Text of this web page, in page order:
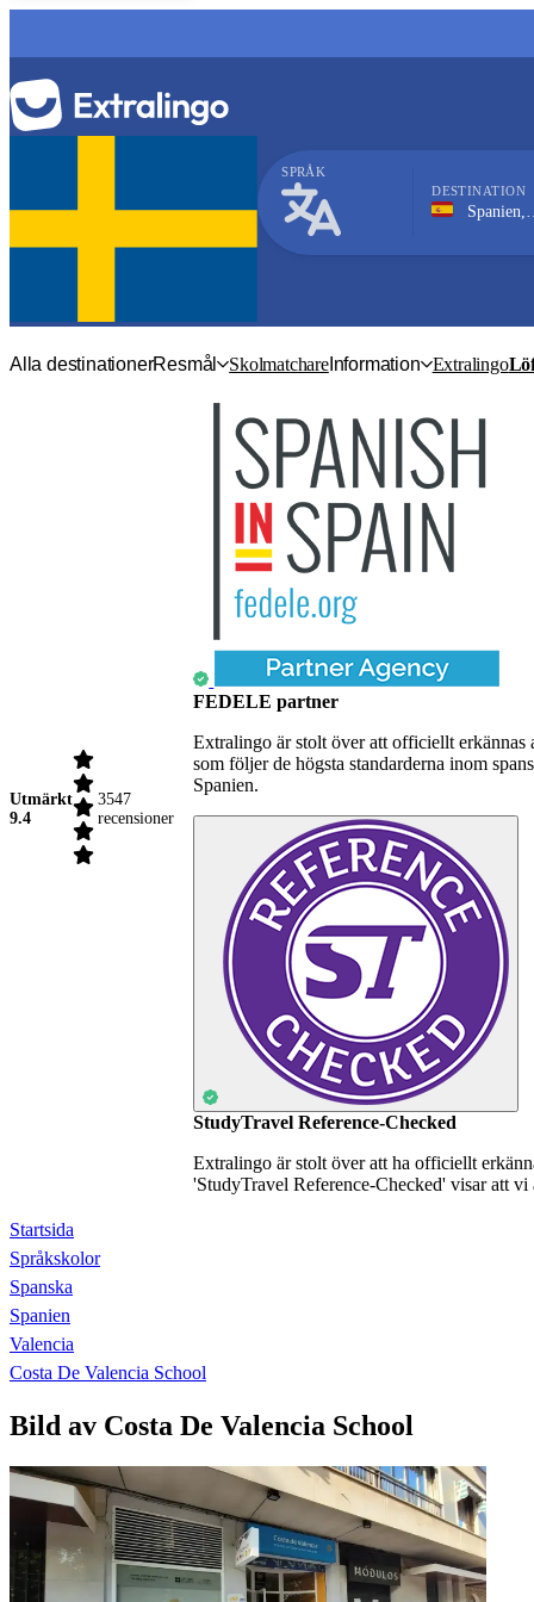
SPRÅK
DESTINATION
Spanien, Valencia
Alla destinationerResmål SkolmatchareInformation Extralingo
Utmärkt
9.4
3547
recensioner
FEDELE partner
Extralingo är stolt över att officiellt erkännas
som följer de högsta standarderna inom
Spanien.
StudyTravel Reference-Checked
Extralingo är stolt över att ha officiellt
'StudyTravel Reference-Checked' visar att
Startsida
Språkskolor
Spanska
Spanien
Valencia
Costa De Valencia School
Bild av Costa De Valencia School